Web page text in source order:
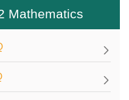
Mathematics